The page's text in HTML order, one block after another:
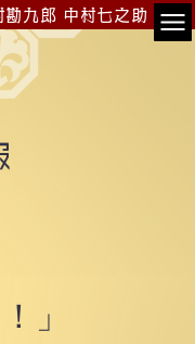
勘九郎 中村七之助
」